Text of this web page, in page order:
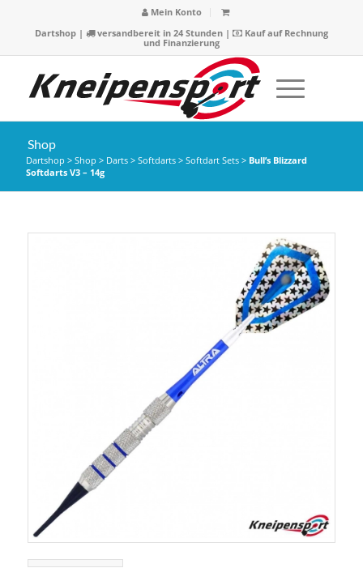
Mein Konto
Dartshop| versandbereit in 24 Stunden |
Kauf auf Rechnung
und Finanzierung
Shop
Dartshop > Shop > Darts> Softdarts> Softdart Sets> Bull’s Blizzard
Softdarts V3 – 14g